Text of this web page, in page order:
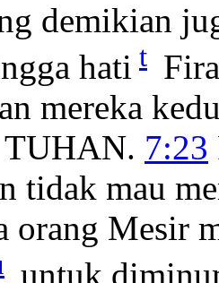
demikian
hati t
mereka
7:23
tidak mau
orang Mesir
untuk